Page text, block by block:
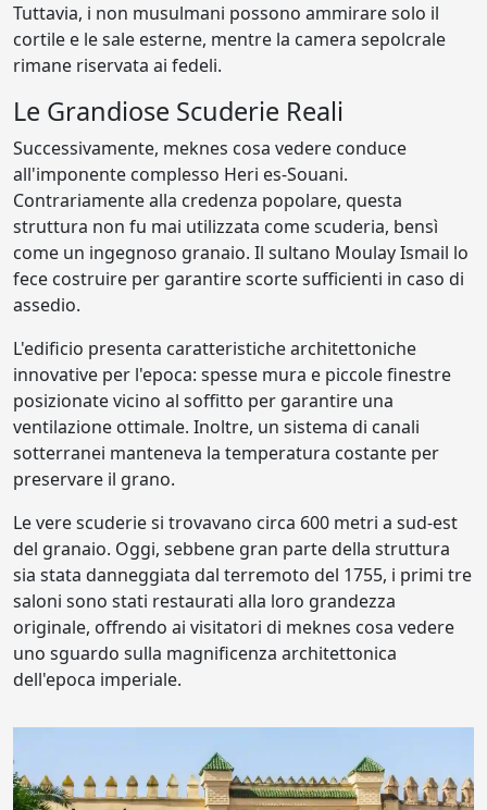
Tuttavia, i non musulmani possono ammirare solo il
cortile e le sale esterne, mentre la camera sepolcrale
rimane riservata ai fedeli.
Le Grandiose Scuderie Reali
Successivamente, meknes cosa vedere conduce
all'imponente complesso Heri es-Souani.
Contrariamente alla credenza popolare, questa
struttura non fu mai utilizzata come scuderia, bensì
come un ingegnoso granaio. Il sultano Moulay Ismail lo
fece costruire per garantire scorte sufficienti in caso di
assedio.
L'edificio presenta caratteristiche architettoniche
innovative per l'epoca: spesse mura e piccole finestre
posizionate vicino al soffitto per garantire una
ventilazione ottimale. Inoltre, un sistema di canali
sotterranei manteneva la temperatura costante per
preservare il grano.
Le vere scuderie si trovavano circa 600 metri a sud-est
del granaio. Oggi, sebbene gran parte della struttura
sia stata danneggiata dal terremoto del 1755, i primi tre
saloni sono stati restaurati alla loro grandezza
originale, offrendo ai visitatori di meknes cosa vedere
uno sguardo sulla magnificenza architettonica
dell'epoca imperiale.